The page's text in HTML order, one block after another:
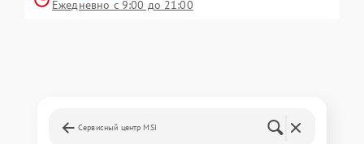
Ежедневно с 9:00 до 21:00
Сервисный центр MSI